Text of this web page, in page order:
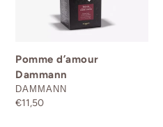
Pomme d’amour
Dammann
DISTRIBUTEUR
DAMMANN
Prix
€11,50